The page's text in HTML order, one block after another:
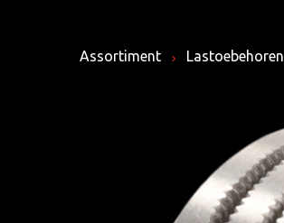
Assortiment Lastoebehoren